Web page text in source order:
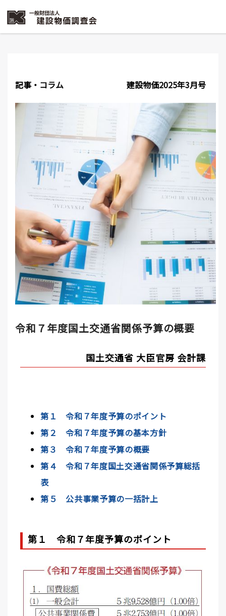
記事・コラム 建設物価2025年3月号
令和７年度国土交通省関係予算の概要
国土交通省 大臣官房 会計課
第１ 令和７年度予算のポイント
第２ 令和７年度予算の基本方針
第３ 令和７年度予算の概要
第４ 令和７年度国土交通省関係予算総括
表
第５ 公共事業予算の一括計上
第１ 令和７年度予算のポイント